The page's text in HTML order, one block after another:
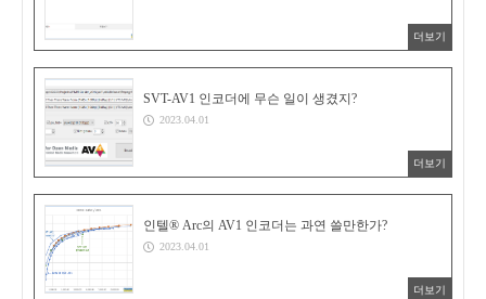
더보기
SVT-AV1 인코더에 무슨 일이 생겼지?
2023.04.01
더보기
인텔® Arc의 AV1 인코더는 과연 쓸만한가?
2023.04.01
더보기